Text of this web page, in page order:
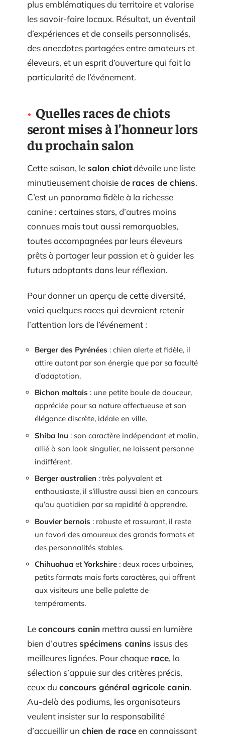
plus emblématiques du territoire et valorise
les savoir-faire locaux. Résultat, un éventail
d’expériences et de conseils personnalisés,
des anecdotes partagées entre amateurs et
éleveurs, et un esprit d’ouverture qui fait la
particularité de l’événement.
Quelles races de chiots
seront mises à l’honneur lors
du prochain salon
Cette saison, lesalon chiotdévoile une liste
minutieusement choisie de races de chiens.
C’est un panorama fidèle à la richesse
canine : certaines stars, d’autres moins
connues mais tout aussi remarquables,
toutes accompagnées par leurs éleveurs
prêts à partager leur passion et à guider les
futurs adoptants dans leur réflexion.
Pour donner un aperçu de cette diversité,
voici quelques races qui devraient retenir
l’attention lors de l’événement :
Berger des Pyrénées : chien alerte et fidèle, il
attire autant par son énergie que par sa faculté
d’adaptation.
Bichon maltais : une petite boule de douceur,
appréciée pour sa nature affectueuse et son
élégance discrète, idéale en ville.
Shiba Inu : son caractère indépendant et malin,
allié à son look singulier, ne laissent personne
indifférent.
Berger australien : très polyvalent et
enthousiaste, il s’illustre aussi bien en concours
qu’au quotidien par sa rapidité à apprendre.
Bouvier bernois : robuste et rassurant, il reste
un favori des amoureux des grands formats et
des personnalités stables.
Chihuahua etYorkshire : deux races urbaines,
petits formats mais forts caractères, qui offrent
aux visiteurs une belle palette de
tempéraments.
Leconcours canin mettra aussi en lumière
bien d’autresspécimens canins issus des
meilleures lignées. Pour chaque race, la
sélection s’appuie sur des critères précis,
ceux du concours général agricole canin.
Au-delà des podiums, les organisateurs
veulent insister sur la responsabilité
d’accueillir un chien de raceen connaissant